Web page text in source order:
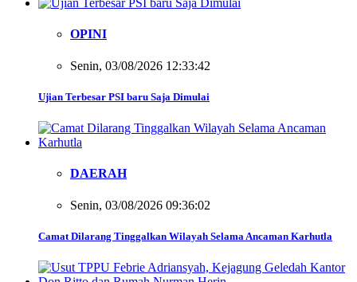
OPINI
Senin, 03/08/2026 12:33:42
Ujian Terbesar PSI baru Saja Dimulai
DAERAH
Senin, 03/08/2026 09:36:02
Camat Dilarang Tinggalkan Wilayah Selama Ancaman Karhutla